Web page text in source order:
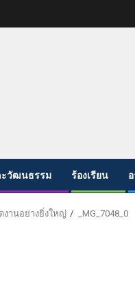
วัฒนธรรม ร้องเรียน
งานอย่างยิ่งใหญ่ _MG_7048_0